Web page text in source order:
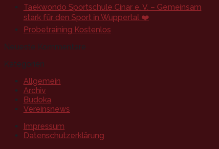
Taekwondo Sportschule Cinar e. V. – Gemeinsam
stark für den Sport in Wuppertal ❤️
Probetraining Kostenlos
Neueste Kommentare
Kategorien
Allgemein
Archiv
Budoka
Vereinsnews
Impressum
Datenschutzerklärung